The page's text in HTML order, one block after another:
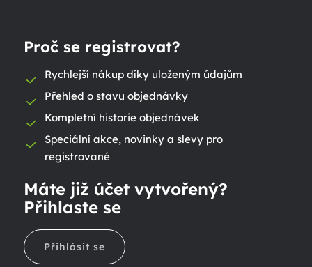
Proč se registrovat?
Rychlejší nákup díky uloženým údajům
Přehled o stavu objednávky
Kompletní historie objednávek
Speciální akce, novinky a slevy pro
registrované
Máte již účet vytvořený?
Přihlaste se
Přihlásit se